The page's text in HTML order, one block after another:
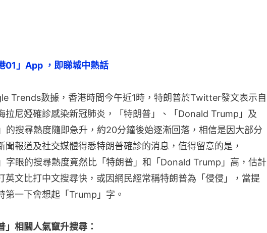
01」App ，即睇城中熱話
Trends數據，香港時間今午近1時，特朗普於Twitter發文表示自
拉尼婭確診感染新冠肺炎，「特朗普」、「Donald Trump」及
的搜尋熱度隨即急升，約20分鐘後始逐漸回落，相信是因大部分
聞報道及社交媒體得悉特朗普確診的消息，值得留意的是，
字眼的搜尋熱度竟然比「特朗普」和「Donald Trump」高，估計
英文比打中文搜尋快，或因網民經常稱特朗普為「侵侵」，當提
第一下會想起「Trump」字。
」相關人氣竄升搜尋：